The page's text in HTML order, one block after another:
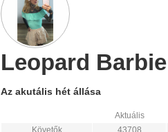
Leopard
Az akutális hét állása
Aktuális
Követők
43708